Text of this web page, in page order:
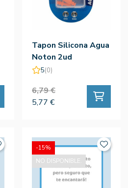
Tapon Silicona Agua
Noton 2ud
5(0)
6,79 €
5,77 €
-15%
NO DISPONIBLE.